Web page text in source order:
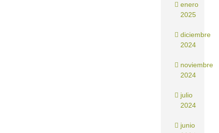
enero
2025
diciembre
2024
noviembre
2024
julio
2024
junio